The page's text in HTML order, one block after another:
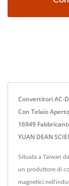
Convertitori AC-
Con Telaio
16949
YUAN DEAN
Situata a Taiwan
un produttore di
magnetici